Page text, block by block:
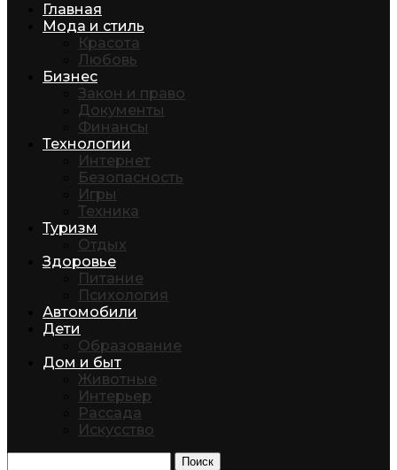
Главная
Мода и стиль
Красота
Любовь
Бизнес
Закон и право
Документы
Финансы
Технологии
Интернет
Безопасность
Игры
Техника
Туризм
Отдых
Здоровье
Питание
Психология
Автомобили
Дети
Образование
Дом и быт
Животные
Интерьер
Рассада
Искусство
Поиск